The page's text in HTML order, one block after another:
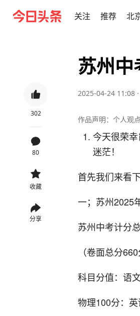
关注 推荐 北
302
80
收藏
分享
苏州
2025-04-24 11:08 ·
作品声明：个人观
今天很荣
迷茫！
首先我们来看
一；苏州2025
苏州中考计分
（卷面总分
科目分值：语
物理100分：